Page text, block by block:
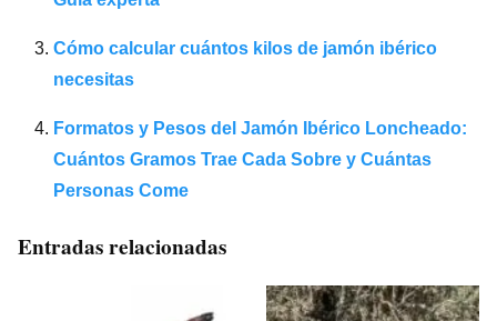
Cómo calcular cuántos kilos de jamón ibérico
necesitas
Formatos y Pesos del Jamón Ibérico Loncheado:
Cuántos Gramos Trae Cada Sobre y Cuántas
Personas Come
Entradas relacionadas